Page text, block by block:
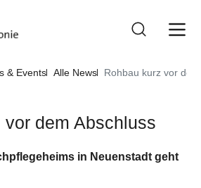
& Events Alle News
Rohbau kurz vor
vor dem Abschluss
in Neuenstadt geht